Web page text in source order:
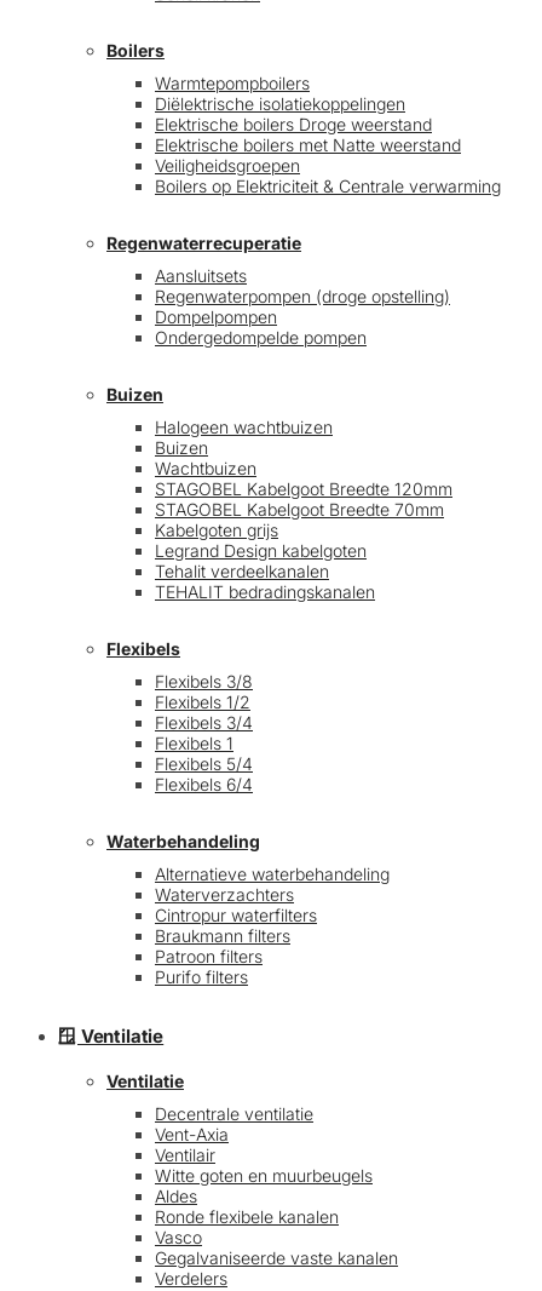
Boilers
Warmtepompboilers
Diëlektrische isolatiekoppelingen
Elektrische boilers Droge weerstand
Elektrische boilers met Natte weerstand
Veiligheidsgroepen
Boilers op Elektriciteit & Centrale verwarming
Regenwaterrecuperatie
Aansluitsets
Regenwaterpompen (droge opstelling)
Dompelpompen
Ondergedompelde pompen
Buizen
Halogeen wachtbuizen
Buizen
Wachtbuizen
STAGOBEL Kabelgoot Breedte 120mm
STAGOBEL Kabelgoot Breedte 70mm
Kabelgoten grijs
Legrand Design kabelgoten
Tehalit verdeelkanalen
TEHALIT bedradingskanalen
Flexibels
Flexibels 3/8
Flexibels 1/2
Flexibels 3/4
Flexibels 1
Flexibels 5/4
Flexibels 6/4
Waterbehandeling
Alternatieve waterbehandeling
Waterverzachters
Cintropur waterfilters
Braukmann filters
Patroon filters
Purifo filters
🪟 Ventilatie
Ventilatie
Decentrale ventilatie
Vent-Axia
Ventilair
Witte goten en muurbeugels
Aldes
Ronde flexibele kanalen
Vasco
Gegalvaniseerde vaste kanalen
Verdelers